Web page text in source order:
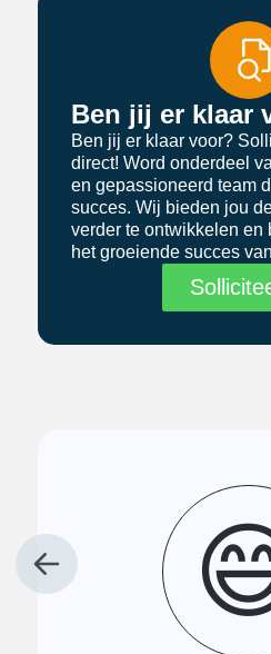
Ben jij er klaar
Ben jij er klaar voor?
direct! Word onderdeel
en gepassioneerd team
succes. Wij bieden jou
verder te ontwikkelen en
het groeiende succes